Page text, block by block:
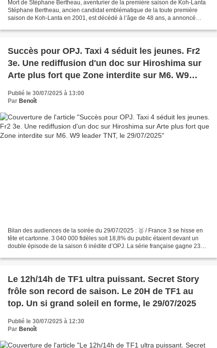
Mort de Stéphane Bertheau, aventurier de la première saison de Koh-Lanta
Stéphane Bertheau, ancien candidat emblématique de la toute première
saison de Koh-Lanta en 2001, est décédé à l’âge de 48 ans, a annoncé
Succès pour OPJ. Taxi 4 séduit les jeunes. Fr2
3e. Une rediffusion d'un doc sur Hiroshima sur
Arte plus fort que Zone interdite sur M6. W9
Publié le 30/07/2025 à 13:00
Par Benoît
Bilan des audiences de la soirée du 29/07/2025 : 🥇 / France 3 se hisse en
tête et cartonne. 3 040 000 fidèles soit 18,8% du public étaient devant un
double épisode de la saison 6 inédite d’OPJ. La série française gagne 230
Le 12h/14h de TF1 ultra puissant. Secret Story
frôle son record de saison. Le 20H de TF1 au
top. Un si grand soleil en forme, le 29/07/2025
Publié le 30/07/2025 à 12:30
Par Benoît